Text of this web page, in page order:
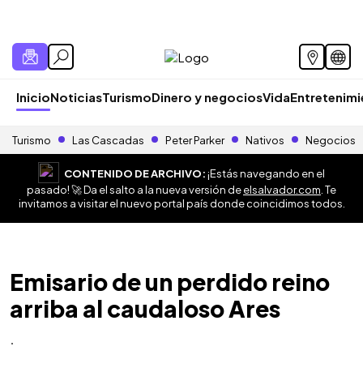
InicioNoticiasTurismoDinero y negociosVida
Turismo Las Cascadas Peter Parker Nativos Negocios
CONTENIDO DE ARCHIVO:¡Estás navegando en el
pasado! 🚀 Da el salto a la nueva versión deelsalvador.com . Te
invitamos a visitar el nuevo portal país donde coincidimos todos.
Emisario de un perdido reino
arriba al caudaloso Ares
.